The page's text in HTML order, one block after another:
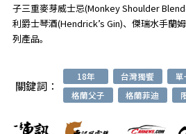
子三重麥芽威士忌(Monkey Shoulder
利爵士琴酒(Hendrick’s Gin)、傑瑞水手蘭
列產品。
關鍵詞：
18年 台灣獨饗 單
格蘭父子
格蘭菲迪